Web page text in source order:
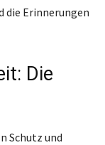
die Erinnerungen
Die
Schutz und